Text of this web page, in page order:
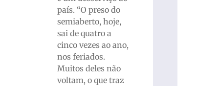
país. “O preso do
semiaberto, hoje,
sai de quatro a
cinco vezes ao ano,
nos feriados.
Muitos deles não
voltam, o que traz